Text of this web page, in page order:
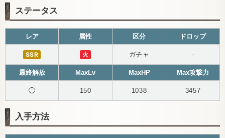
ステータス
レア 属性 区分 ドロップ
SSR 火 ガチャ -
最終解放 MaxLv MaxHP Max攻撃力
◯ 150 1038 3457
入手方法